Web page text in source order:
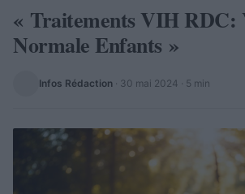
« Traitements VIH RDC:
Normale Enfants »
Infos Rédaction · 30 mai 2024 · 5 min